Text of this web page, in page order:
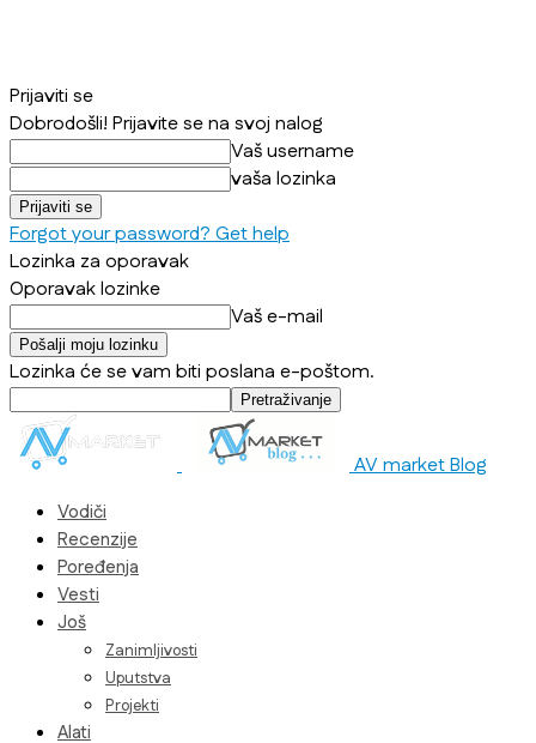
Prijaviti se
Dobrodošli! Prijavite se na svoj nalog
Vaš username
vaša lozinka
Forgot your password? Get help
Lozinka za oporavak
Oporavak lozinke
Vaš e-mail
Lozinka će se vam biti poslana e-poštom.
AV market Blog
Vodiči
Recenzije
Poređenja
Vesti
Još
Zanimljivosti
Uputstva
Projekti
Alati